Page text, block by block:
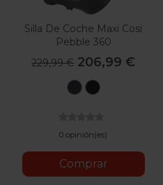
Silla De Coche Maxi Cosi
Pebble 360
229,99 € 206,99 €
Essential
Essential
0 opinión(es)
Comprar